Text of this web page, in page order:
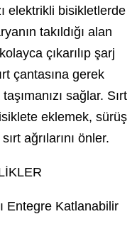
elektrikli bisikletlerde
takıldığı alan
çıkarılıp şarj
çantasına gerek
sağlar. Sırt
eklemek, sürüş
ağrılarını önler.
Entegre Katlanabilir